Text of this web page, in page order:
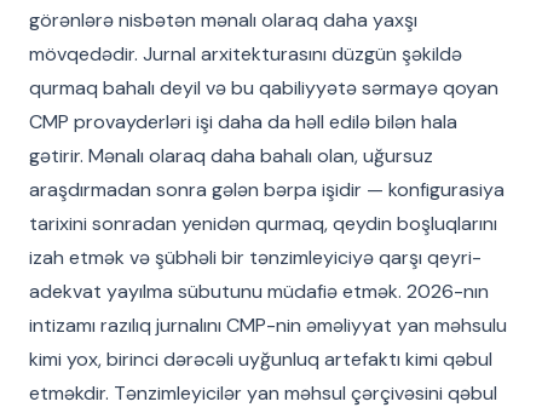
görənlərə nisbətən mənalı olaraq daha yaxşı
mövqedədir. Jurnal arxitekturasını düzgün şəkildə
qurmaq bahalı deyil və bu qabiliyyətə sərmayə qoyan
CMP provayderləri işi daha da həll edilə bilən hala
gətirir. Mənalı olaraq daha bahalı olan, uğursuz
araşdırmadan sonra gələn bərpa işidir — konfigurasiya
tarixini sonradan yenidən qurmaq, qeydin boşluqlarını
izah etmək və şübhəli bir tənzimleyiciyə qarşı qeyri-
adekvat yayılma sübutunu müdafiə etmək. 2026-nın
intizamı razılıq jurnalını CMP-nin əməliyyat yan məhsulu
kimi yox, birinci dərəcəli uyğunluq artefaktı kimi qəbul
etməkdir. Tənzimleyicilər yan məhsul çərçivəsini qəbul